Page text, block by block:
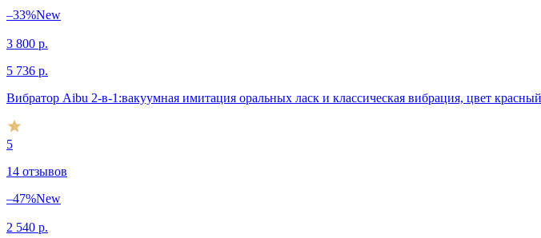
–33%New
3 800 р.
5 736 р.
Вибратор Aibu 2-в-1:вакуумная имитация оральных ласк и классическая вибрация, цвет красный
5
14 отзывов
–47%New
2 540 р.